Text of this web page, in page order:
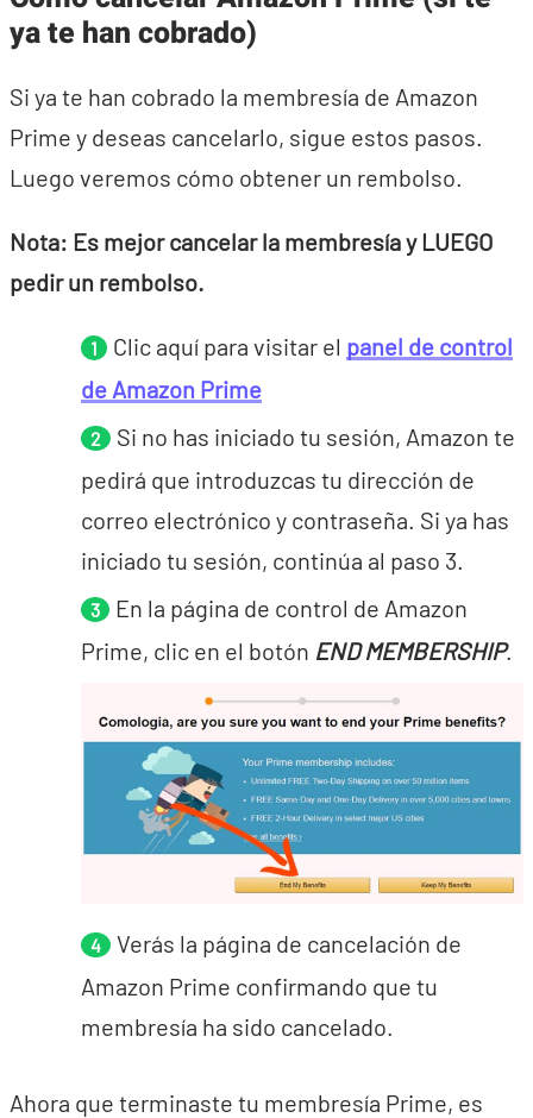
ya te han cobrado)
Si ya te han cobrado la membresía de Amazon
Prime y deseas cancelarlo, sigue estos pasos.
Luego veremos cómo obtener un rembolso.
Nota: Es mejor cancelar la membresía y LUEGO
pedir un rembolso.
Clic aquí para visitar el panel de control
de Amazon Prime
Si no has iniciado tu sesión, Amazon te
pedirá que introduzcas tu dirección de
correo electrónico y contraseña. Si ya has
iniciado tu sesión, continúa al paso 3.
En la página de control de Amazon
Prime, clic en el botón END MEMBERSHIP.
Verás la página de cancelación de
Amazon Prime confirmando que tu
membresía ha sido cancelado.
Ahora que terminaste tu membresía Prime, es